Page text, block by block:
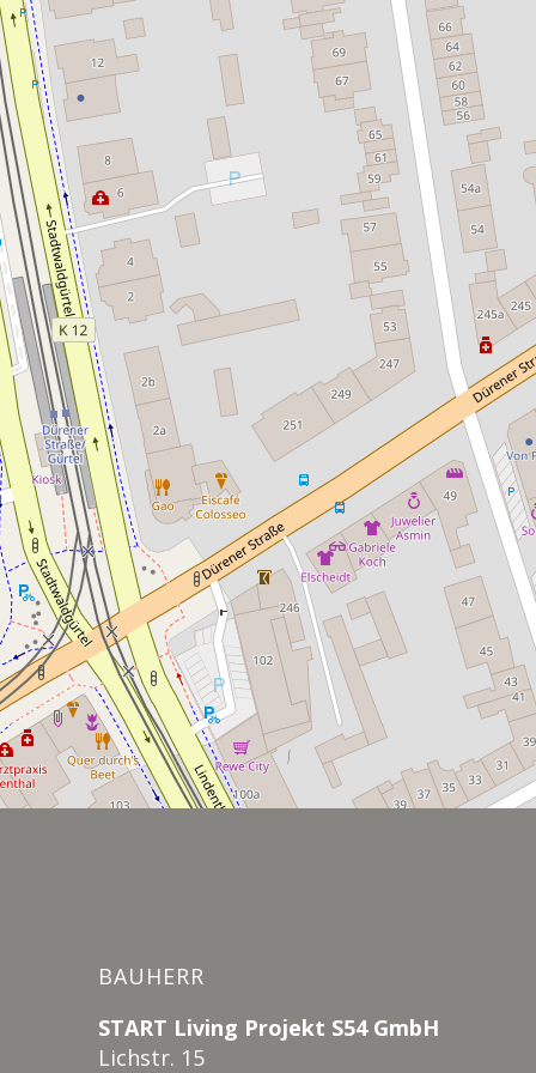
BAUHERR
START Living Projekt S54 GmbH
Lichstr. 15